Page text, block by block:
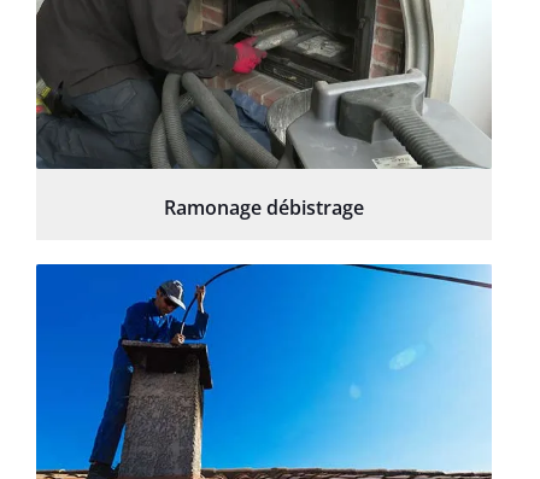
Ramonage débistrage